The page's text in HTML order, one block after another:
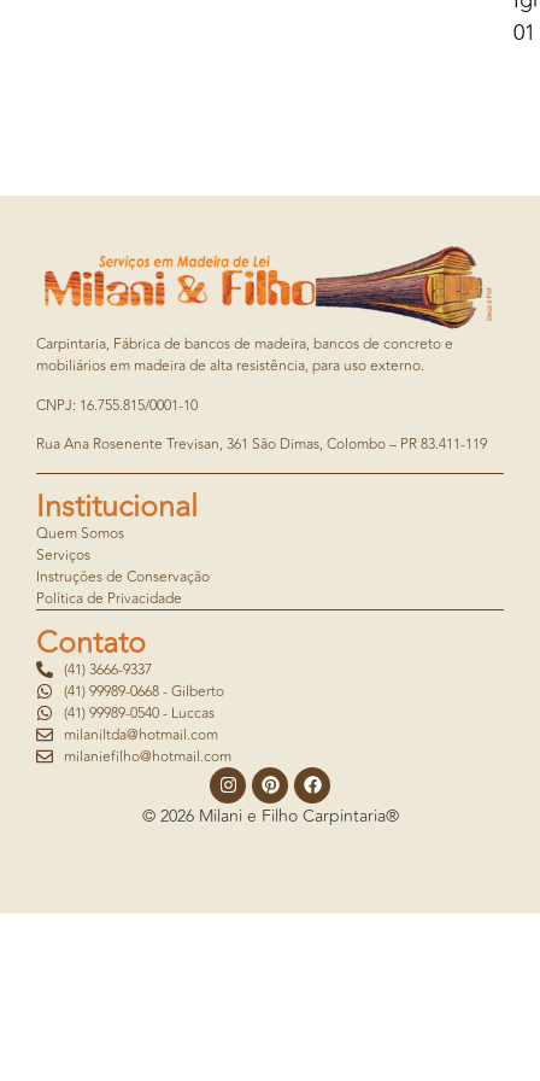
01
Carpintaria, Fábrica de bancos de madeira, bancos de concreto e
mobiliários em madeira de alta resistência, para uso externo.
CNPJ: 16.755.815/0001-10
Rua Ana Rosenente Trevisan, 361 São Dimas, Colombo – PR 83.411-119
Institucional
Quem Somos
Serviços
Instruções de Conservação
Política de Privacidade
Contato
(41) 3666-9337
(41) 99989-0668 - Gilberto
(41) 99989-0540 - Luccas
milaniltda@hotmail.com
milaniefilho@hotmail.com
© 2026 Milani e Filho Carpintaria®